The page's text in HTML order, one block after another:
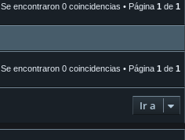
Se encontraron 0 coincidencias • Página 1 de 1
Se encontraron 0 coincidencias • Página 1 de 1
Ir a